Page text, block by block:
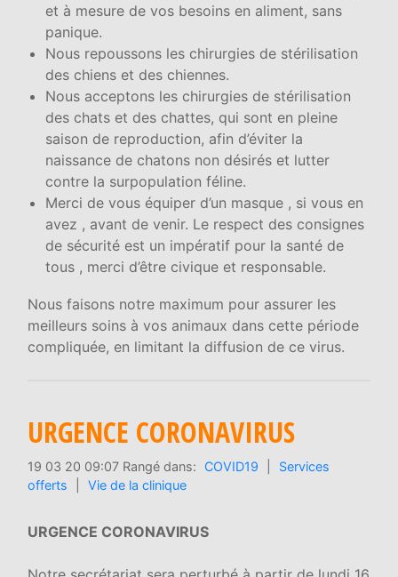
et à mesure de vos besoins en aliment, sans
panique.
Nous repoussons les chirurgies de stérilisation
des chiens et des chiennes.
Nous acceptons les chirurgies de stérilisation
des chats et des chattes, qui sont en pleine
saison de reproduction, afin d’éviter la
naissance de chatons non désirés et lutter
contre la surpopulation féline.
Merci de vous équiper d’un masque , si vous en
avez , avant de venir. Le respect des consignes
de sécurité est un impératif pour la santé de
tous , merci d’être civique et responsable.
Nous faisons notre maximum pour assurer les
meilleurs soins à vos animaux dans cette période
compliquée, en limitant la diffusion de ce virus.
URGENCE CORONAVIRUS
19 03 20 09:07 Rangé dans: COVID19
Services
offerts
Vie de la clinique
URGENCE CORONAVIRUS